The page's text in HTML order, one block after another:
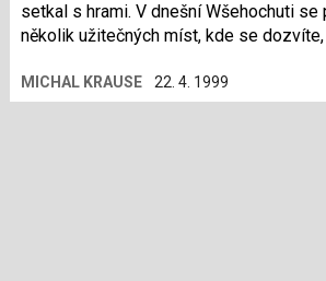
setkal s hrami. V dnešní Wšehochuti se
několik užitečných míst, kde se
MICHAL KRAUSE 22. 4. 1999